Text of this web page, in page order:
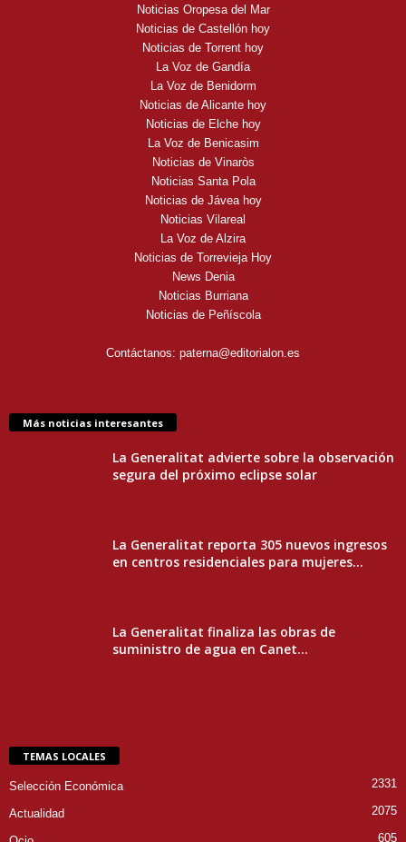
Noticias Oropesa del Mar
Noticias de Castellón hoy
Noticias de Torrent hoy
La Voz de Gandía
La Voz de Benidorm
Noticias de Alicante hoy
Noticias de Elche hoy
La Voz de Benicasim
Noticias de Vinaròs
Noticias Santa Pola
Noticias de Jávea hoy
Noticias Vilareal
La Voz de Alzira
Noticias de Torrevieja Hoy
News Denia
Noticias Burriana
Noticias de Peñíscola
Contáctanos: paterna@editorialon.es
Más noticias interesantes
La Generalitat advierte sobre la observación
segura del próximo eclipse solar
La Generalitat reporta 305 nuevos ingresos
en centros residenciales para mujeres...
La Generalitat finaliza las obras de
suministro de agua en Canet...
TEMAS LOCALES
Selección Económica 2331
Actualidad 2075
605